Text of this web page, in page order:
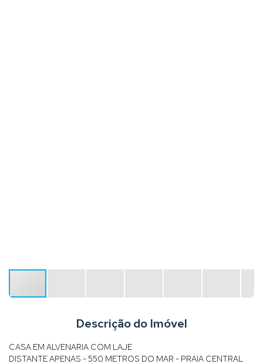
Descrição do Imóvel
CASA EM ALVENARIA COM LAJE
DISTANTE APENAS - 550 METROS DO MAR - PRAIA CENTRAL